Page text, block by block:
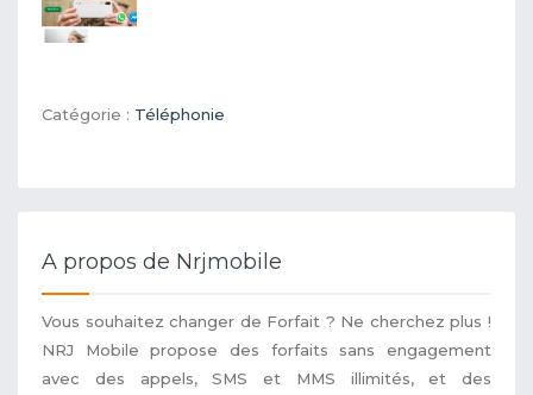
Catégorie : Téléphonie
A propos de Nrjmobile
Vous souhaitez changer de Forfait ? Ne cherchez plus !
NRJ Mobile propose des forfaits sans engagement
avec des appels, SMS et MMS illimités, et des